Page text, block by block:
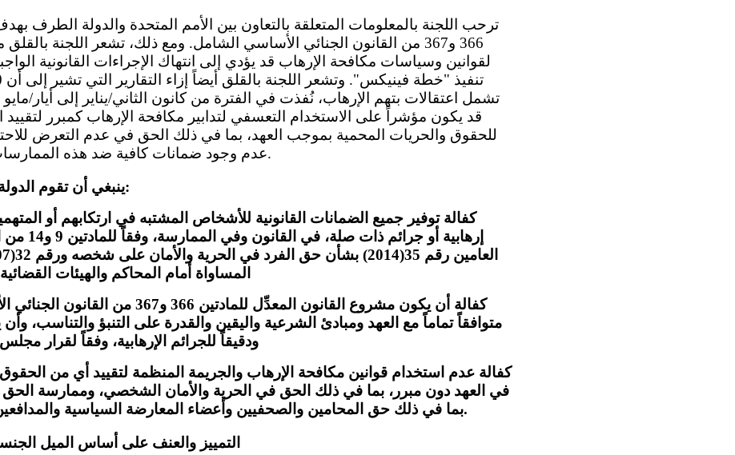
366 و367 من القانون الجنائي الأساسي الشامل. ومع ذلك، تشعر اللجنة
لقوانين وسياسات مكافحة الإرهاب قد يؤدي إلى انتهاك الإجراءات القانونية
قد يكون مؤشراً على الاستخدام التعسفي لتدابير مكافحة الإرهاب كمبرر
للحقوق والحريات المحمية بموجب العهد، بما في ذلك الحق في عدم التعرض
عدم وجود ضمانات كافية ضد هذه الممارسات (المواد 2 و9 و14 ).
ينبغي أن تقوم الدولة الطرف بما يلي:
كفالة توفير جميع الضمانات القانونية للأشخاص المشتبه في ارتكابهم أو
إرهابية أو
المساواة أمام المحاكم والهيئات
كفالة أن يكون مشروع القانون المعدِّل للمادتين 366
متوافقاً تماماً مع العهد ومبادئ الشرعية واليقين والقدرة على التنبؤ والتناسب،
ودقيقاً للجرائم الإرهابية، وفقاً لقرار مجلس الأمن
كفالة عدم استخدام قوانين مكافحة الإرهاب والجريمة المنظمة لتقييد أي من
في العهد دون مبرر، بما في ذلك الحق في الحرية والأمان الشخصي، وممارسة
بما في ذلك حق المحامين والصحفيين وأعضاء المعارضة السياسية والمدافعين عن حقوق الإنسان.
التمييز والعنف على أساس الميل